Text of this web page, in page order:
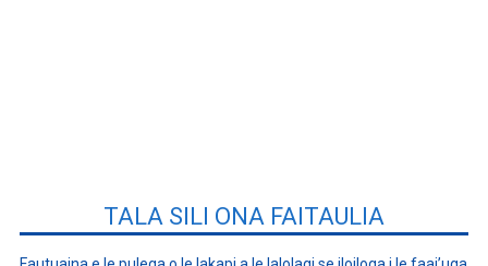
TALA SILI ONA FAITAULIA